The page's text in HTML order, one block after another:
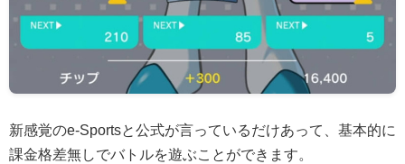
新感覚のe-Sportsと公式が言っているだけあって、基本的に
課金格差無しでバトルを遊ぶことができます。